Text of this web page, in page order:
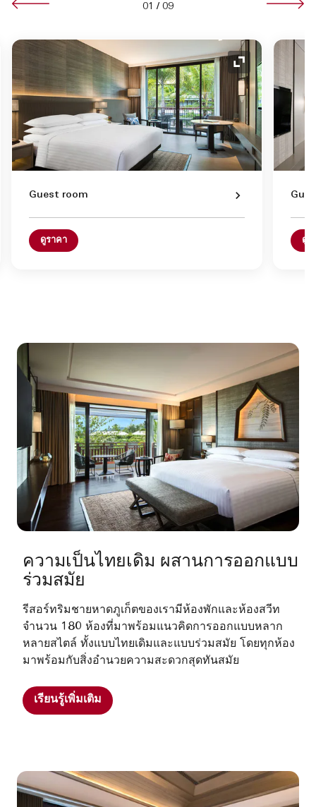
01 / 09
ขยาย ไอคอนขยาย
Guest room
ดูราคา ดูร
ความเป็นไทยเดิม ผสานการออกแบบ
ร่วมสมัย
รีสอร์ทริมชายหาดภูเก็ตของเรามีห้องพักและห้องสวีท
จำนวน 180 ห้องที่มาพร้อมแนวคิดการออกแบบหลาก
หลายสไตล์ ทั้งแบบไทยเดิมและแบบร่วมสมัย โดยทุกห้อง
มาพร้อมกับสิ่งอำนวยความสะดวกสุดทันสมัย
เรียนรู้เพิ่มเติม